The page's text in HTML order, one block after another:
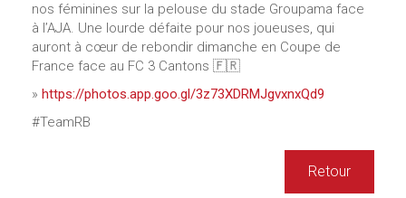
nos féminines sur la pelouse du stade Groupama face
à l’AJA. Une lourde défaite pour nos joueuses, qui
auront à cœur de rebondir dimanche en Coupe de
France face au FC 3 Cantons 🇫🇷
» https://photos.app.goo.gl/3z73XDRMJgvxnxQd9
#TeamRB
Retour